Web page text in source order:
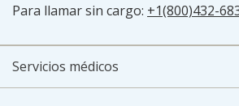
Para llamar sin cargo: +1(800)432-
Servicios médicos